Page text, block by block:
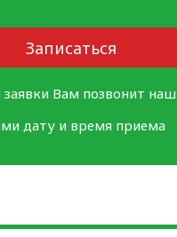
Записаться
Вам позвонит наш
дату и время приема